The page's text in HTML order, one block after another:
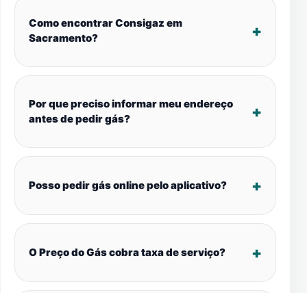
Como encontrar Consigaz em
Sacramento?
Por que preciso informar meu endereço
antes de pedir gás?
Posso pedir gás online pelo aplicativo?
O Preço do Gás cobra taxa de serviço?